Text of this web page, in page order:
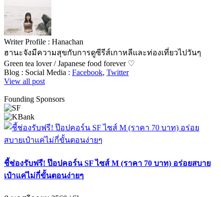
Writer Profile : Hanachan
ฮานะจังมีความสุขกับการดูซีรีส์เกาหลีและท่องเที่ยวไปวันๆ
Green tea lover / Japanese food forever ♡
Blog : Social Media : Facebook, Twitter
View all post
Founding Sponsors
ชี้ช่องรับฟรี! ป๊อปคอร์น SF ไซส์ M (ราคา 70 บาท) อร่อยสบาย
เป๋าแค่ไม่กี่ขั้นตอนง่ายๆ